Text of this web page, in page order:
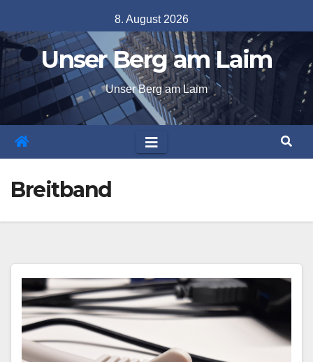
to
content
8. August 2026
Unser Berg am Laim
Unser Berg am Laim
Breitband